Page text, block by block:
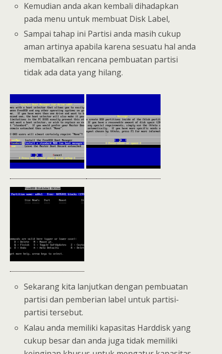
Kemudian anda akan kembali dihadapkan
pada menu untuk membuat Disk Label,
Sampai tahap ini Partisi anda masih cukup
aman artinya apabila karena sesuatu hal anda
membatalkan rencana pembuatan partisi
tidak ada data yang hilang.
Sekarang kita lanjutkan dengan pembuatan
partisi dan pemberian label untuk partisi-
partisi tersebut.
Kalau anda memiliki kapasitas Harddisk yang
cukup besar dan anda juga tidak memiliki